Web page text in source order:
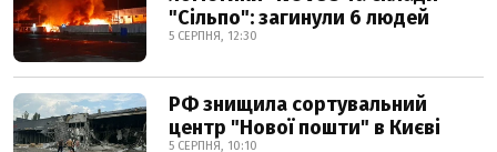
"Сільпо": загинули 6 людей
5 СЕРПНЯ, 12:30
РФ знищила сортувальний
центр "Нової пошти" в Києві
5 СЕРПНЯ, 10:10